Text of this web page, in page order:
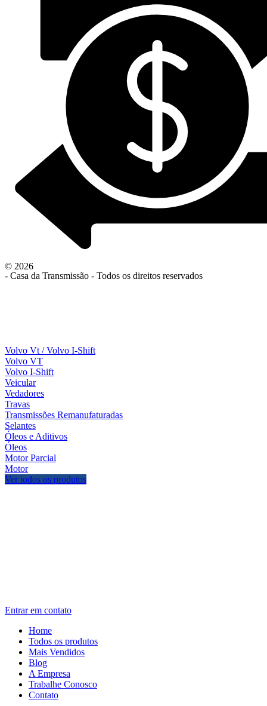
© 2026
- Casa da Transmissão - Todos os direitos reservados
Volvo Vt / Volvo I-Shift
Volvo VT
Volvo I-Shift
Veicular
Vedadores
Travas
Transmissões Remanufaturadas
Selantes
Óleos e Aditivos
Óleos
Motor Parcial
Motor
Ver todos os produtos
Entrar em contato
Home
Todos os produtos
Mais Vendidos
Blog
A Empresa
Trabalhe Conosco
Contato